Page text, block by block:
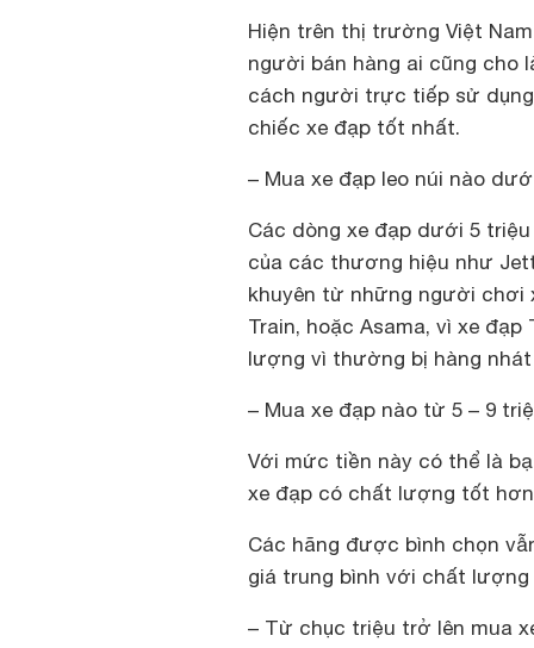
Hiện trên thị trường Việt
người bán hàng ai cũng cho
cách người trực tiếp sử
chiếc xe đạp tốt nhất.
– Mua xe đạp leo núi nào
Các dòng xe đạp dưới 5
của các thương hiệu như
khuyên từ những người chơi
Train, hoặc Asama, vì xe
lượng vì thường bị hàng nhát
– Mua xe đạp nào từ 5 – 9
Với mức tiền này có thể là
xe đạp có chất lượng tốt
Các hãng được bình chọn
giá trung bình với chất
– Từ chục triệu trở lên mua